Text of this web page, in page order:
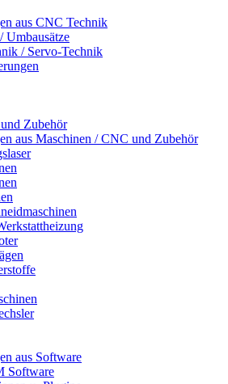
aus CNC Technik
Umbausätze
/ Servo-Technik
Zubehör
aus Maschinen / CNC und Zubehör
aus Software
Software